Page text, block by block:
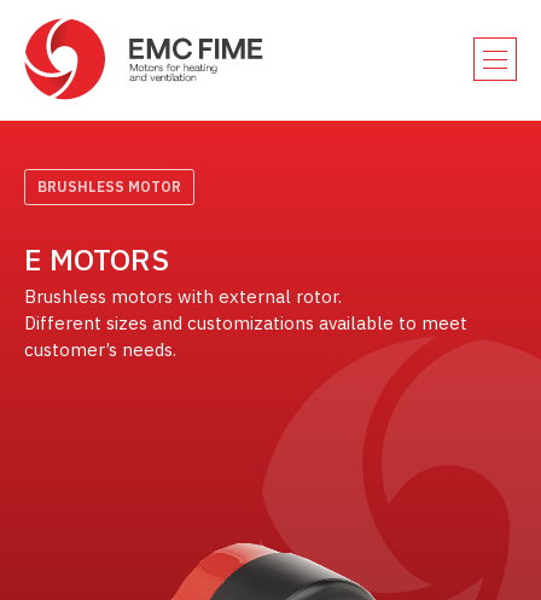
BRUSHLESS MOTOR
E MOTORS
Brushless motors with external rotor.
Different sizes and customizations available to meet
customer’s needs.